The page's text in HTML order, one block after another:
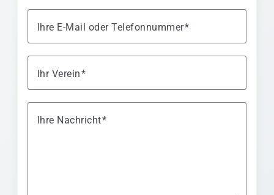
Ihre E-Mail oder Telefonnummer
Ihr Verein
Ihre Nachricht